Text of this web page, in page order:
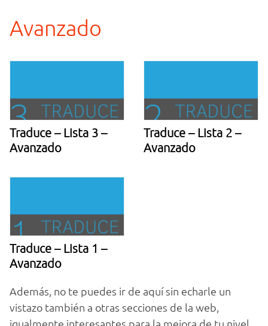
Avanzado
Traduce – Lista 3 –
Avanzado
Traduce – Lista 2 –
Avanzado
Traduce – Lista 1 –
Avanzado
Además, no te puedes ir de aquí sin echarle un
vistazo también a otras secciones de la web,